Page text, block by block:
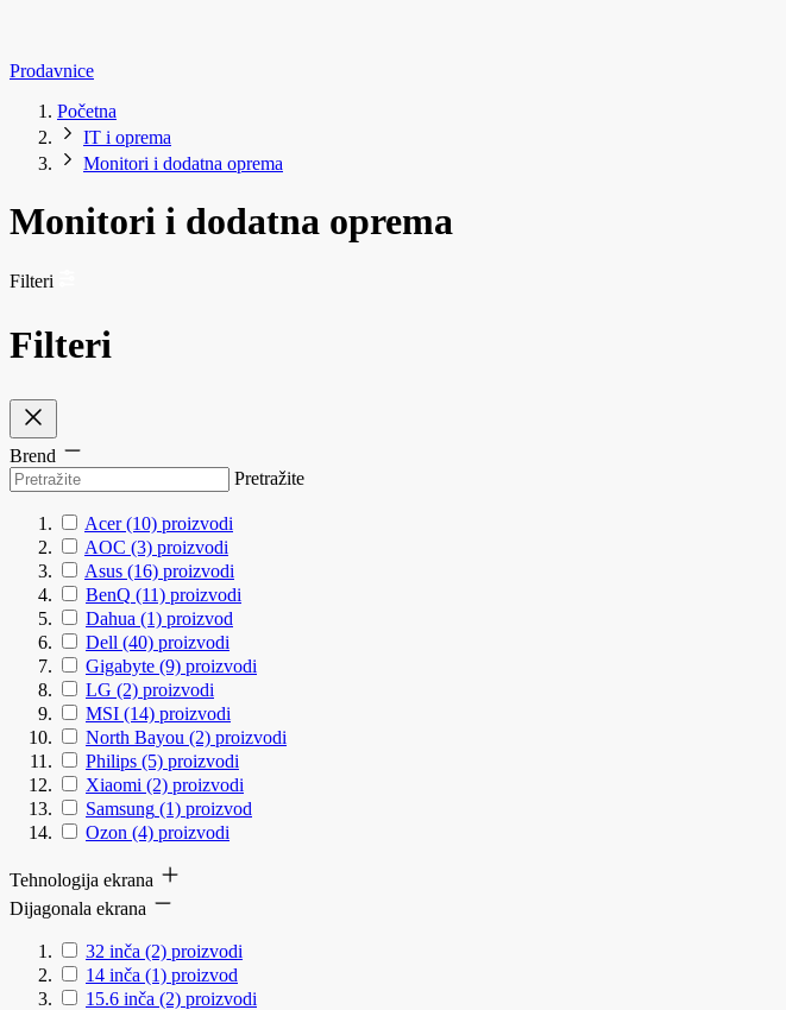
Prodavnice
Početna
IT i oprema
Monitori i dodatna oprema
Monitori i dodatna oprema
Filteri
Filteri
Brend
Pretražite
Acer (10) proizvodi
AOC (3) proizvodi
Asus (16) proizvodi
BenQ (11) proizvodi
Dahua (1) proizvod
Dell (40) proizvodi
Gigabyte (9) proizvodi
LG (2) proizvodi
MSI (14) proizvodi
North Bayou (2) proizvodi
Philips (5) proizvodi
Xiaomi (2) proizvodi
Samsung (1) proizvod
Ozon (4) proizvodi
Tehnologija ekrana
Dijagonala ekrana
32 inča (2) proizvodi
14 inča (1) proizvod
15.6 inča (2) proizvodi